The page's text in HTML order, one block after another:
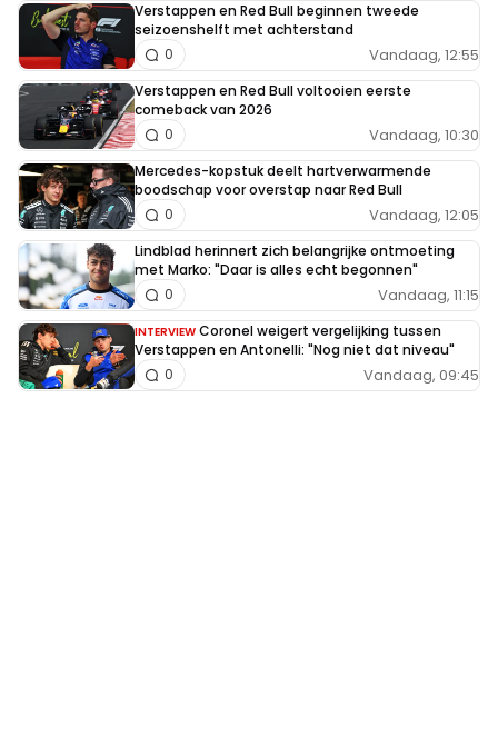
Verstappen en Red Bull beginnen tweede
seizoenshelft met achterstand
Vandaag, 12:55
0
Verstappen en Red Bull voltooien eerste
comeback van 2026
Vandaag, 10:30
0
Mercedes-kopstuk deelt hartverwarmende
boodschap voor overstap naar Red Bull
Vandaag, 12:05
0
Lindblad herinnert zich belangrijke ontmoeting
met Marko: "Daar is alles echt begonnen"
Vandaag, 11:15
0
INTERVIEW Coronel weigert vergelijking tussen
Verstappen en Antonelli: "Nog niet dat niveau"
Vandaag, 09:45
0